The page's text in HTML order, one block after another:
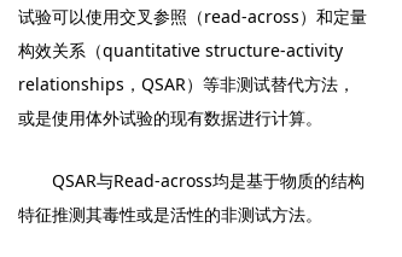
试验可以使用交叉参照（read-across）和定量
构效关系（quantitative structure-activity
relationships，QSAR）等非测试替代方法，
或是使用体外试验的现有数据进行计算。
QSAR与Read-across均是基于物质的结构
特征推测其毒性或是活性的非测试方法。